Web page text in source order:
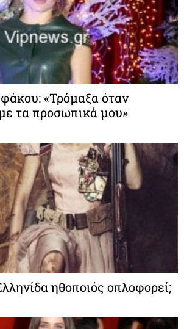
«Τρόμαξα όταν
τα προσωπικά μου»
ηθοποιός οπλοφορεί;